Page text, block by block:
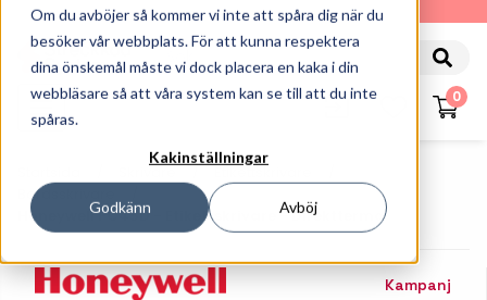
Om du avböjer så kommer vi inte att spåra dig när du
besöker vår webbplats. För att kunna respektera
dina önskemål måste vi dock placera en kaka i din
webbläsare så att våra system kan se till att du inte
spåras.
Kakinställningar
Godkänn Avböj
010-162 61 90
0
Skrivare
Etikettskrivare
Bordsskrivare
Honeywell PC45D - Etikettskrivare - Direkttermo
Kampanj